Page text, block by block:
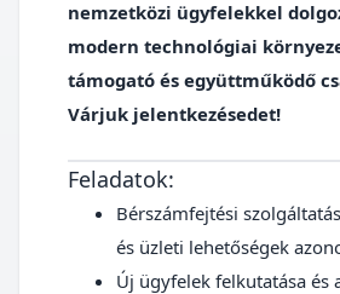
nemzetközi ügyfelekkel
modern technológiai
támogató és együttműködő
Várjuk jelentkezésedet!
Feladatok:
Bérszámfejtési
és üzleti lehetőségek
Új ügyfelek felkutatása és